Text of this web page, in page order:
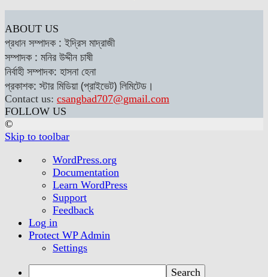
ABOUT US
প্রধান সম্পাদক : ইদ্রিস মাদ্রাজী
সম্পাদক : মনির উদ্দীন চাষী
নির্বাহী সম্পাদক: হাসনা হেনা
প্রকাশক: স্টার মিডিয়া (প্রাইভেট) লিমিটেড।
Contact us: csangbad707@gmail.com
FOLLOW US
©
Skip to toolbar
About
WordPress
WordPress.org
Documentation
Learn WordPress
Support
Feedback
Log in
Protect WP Admin
Settings
Search